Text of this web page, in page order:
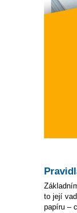
to její
papíru –